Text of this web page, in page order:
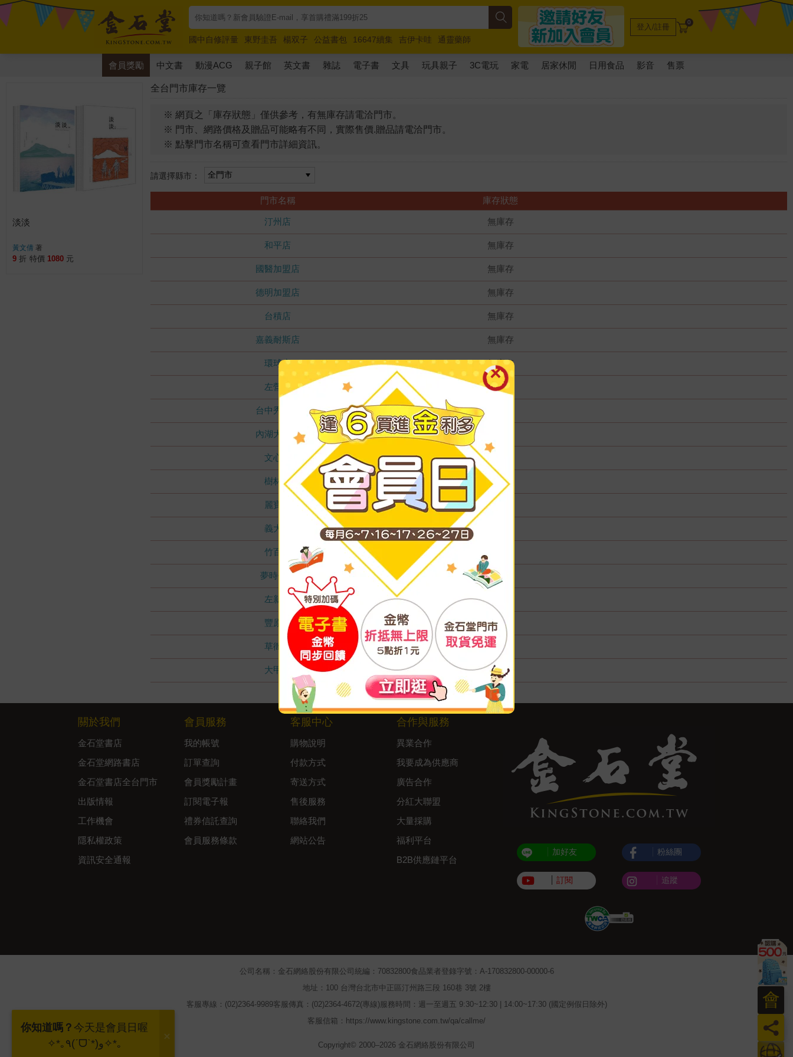
國中自修評量 東野圭吾 楊双子 公益書包 16647續集 吉伊卡哇
通靈藥師
唯紅花綻放
奧德賽 路邊攤新作 馬斯克 玩具總動員5 超慢跑
登入/註冊 0
會員獎勵 中文書 動漫ACG 親子館 英文書 雜誌 電子書 文具 玩具親子 3C電玩 家電 居家休閒 日用食品 影音 售票
全台門市庫存一覽
※ 網頁之「庫存狀態」僅供參考，有無庫存請電洽門市。
※ 門市、網路價格及贈品可能略有不同，實際售價.贈品請電洽門市。
※ 點擊門市名稱可查看門市詳細資訊。
請選擇縣市：
門市名稱 庫存狀態
汀州店 無庫存
和平店 無庫存
國醫加盟店 無庫存
德明加盟店 無庫存
台積店 無庫存
嘉義耐斯店 無庫存
環球店 無庫存
左營店 無庫存
台中秀泰店
內湖大潤發
文心店
樹林店 無庫存
麗寶店 無庫存
義大店
竹百店
夢時代店 無庫存
左新店
豐原店 無庫存
草衙店 無庫存
大甲店 無庫存
淡淡
黃文倩 著
9 折 特價 1080 元
員
會
關於我們
金石堂書店
金石堂網路書店
金石堂書店全台門市
出版情報
工作機會
隱私權政策
資訊安全通報
會員服務
我的帳號
訂單查詢
會員獎勵計畫
訂閱電子報
禮券信託查詢
會員服務條款
客服中心
購物說明
付款方式
寄送方式
售後服務
聯絡我們
網站公告
合作與服務
異業合作
我要成為供應商
廣告合作
分紅大聯盟
大量採購
福利平台
B2B供應鏈平台
加好友
訂閱
粉絲團
追蹤
公司名稱：金石網絡股份有限公司 統編：70832800食品業者登錄字號：A-170832800-00000-6
地址：100 台灣台北市中正區汀州路三段 160巷 3號 2樓
客服專線：(02)2364-9989客服傳真：(02)2364-4672(專線) 服務時間：週一至週五 9:30~12:30 | 14:00~17:30 (國定例假日除外)
客服信箱：https://www.kingstone.com.tw/qa/callme/
Copyright© 2000–2026 金石網絡股份有限公司
你知道嗎？ 今天是會員日喔
✧*｡٩(ˊᗜˋ*)و✧*｡